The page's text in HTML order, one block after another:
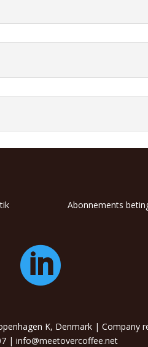
Abonnements

K, Denmark | Company
| info@meetovercoffee.net